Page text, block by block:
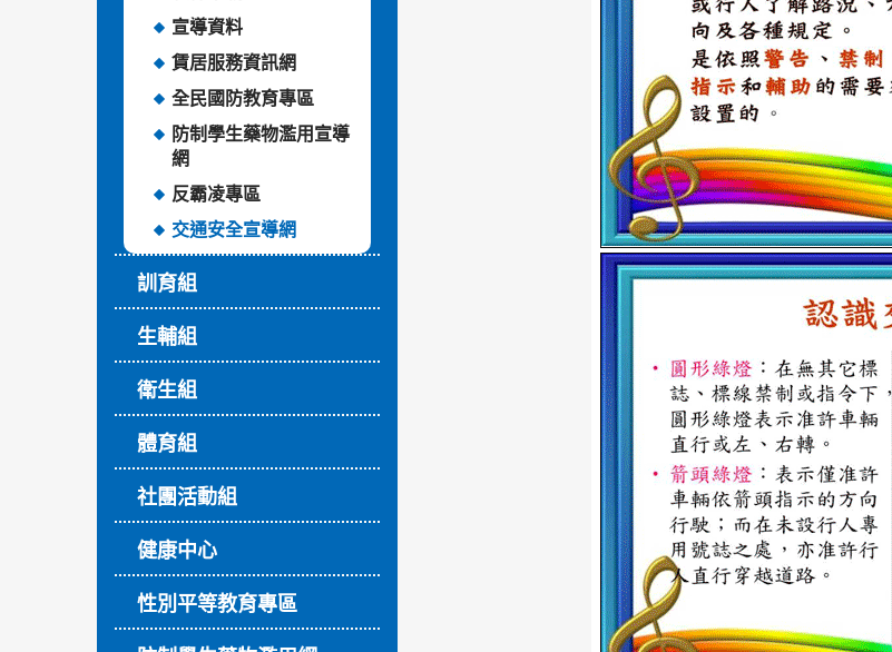
宣導資料
賃居服務資訊網
全民國防教育專區
防制學生藥物濫用宣導
網
反霸凌專區
交通安全宣導網
訓育組
生輔組
衛生組
體育組
社團活動組
健康中心
性別平等教育專區